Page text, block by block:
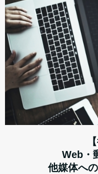
Web・
他媒体へ